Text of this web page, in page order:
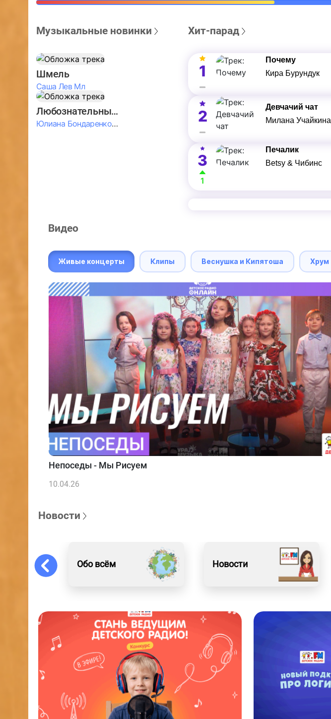
Музыкальные новинки
Шмель
Саша Лев Мл
Любознательные Дети
Юлиана Бондаренко & Амелия Колпакова & Егор Егоров & Валерия Шевченко & Ксюша Косичкина
Хит-парад
1
Почему
Кира Бурундук
2
Девчачий чат
Милана Учайкина
3
1
Печалик
Betsy & Чибинс
Видео
Живые концерты Клипы Веснушка и Кипятоша Хрум
Непоседы - Мы Рисуем
10.04.26
Новости
Обо всём Новости